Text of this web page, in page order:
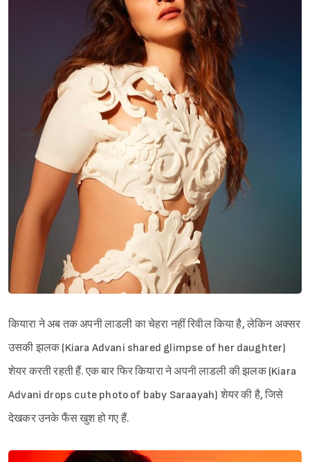
कियारा ने अब तक अपनी लाडली का चेहरा नहीं रिवील किया है, लेकिन अक्सर
उसकी झलक (Kiara Advani shared glimpse of her daughter)
शेयर करती रहती हैं. एक बार फिर कियारा ने अपनी लाडली की झलक (Kiara
Advani drops cute photo of baby Saraayah) शेयर की है, जिसे
देखकर उनके फैंस खुश हो गए हैं.